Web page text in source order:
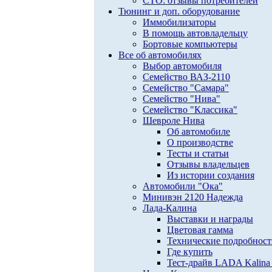
Тюнинг и доп. оборудование
Иммобилизаторы
В помощь автовладельцу
Бортовые компьютеры
Все об автомобилях
Выбор автомобиля
Семейство ВАЗ-2110
Семейство "Самара"
Семейство "Нива"
Семейство "Классика"
Шевроле Нива
Об автомобиле
О производстве
Тесты и статьи
Отзывы владельцев
Из истории создания
Автомобили "Ока"
Минивэн 2120 Надежда
Лада-Калина
Выставки и награды
Цветовая гамма
Технические
Где купить
Тест-драйв LADA Kalina